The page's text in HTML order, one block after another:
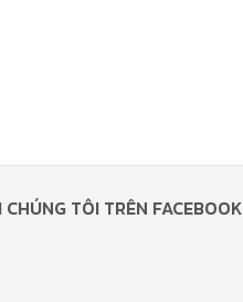
CHÚNG TÔI TRÊN FACEBOOK